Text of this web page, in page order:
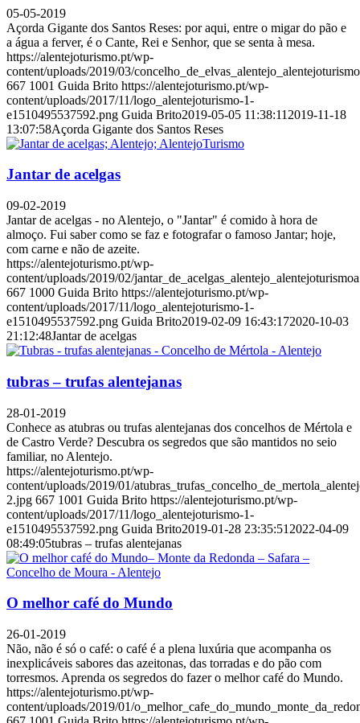
05-05-2019
Açorda Gigante dos Santos Reses: por aqui, entre o migar do pão e
a água a ferver, é o Cante, Rei e Senhor, que se senta à mesa.
https://alentejoturismo.pt/wp-
content/uploads/2019/03/
667 1001 Guida Brito https://alentejoturismo.pt/wp-
content/uploads/2017/11/logo_alentejoturismo-1-
e1510495537592.png Guida Brito2019-05-05 11:38:11 2019-11-18
13:07:58Açorda Gigante dos Santos Reses
Jantar de acelgas
09-02-2019
Jantar de acelgas - no Alentejo, o "Jantar" é comido à hora de
almoço. Fui saber como se faz e fotografar o famoso Jantar; hoje,
com carne e não de azeite.
https://alentejoturismo.pt/wp-
content/uploads/2019/02/
667 1000 Guida Brito https://alentejoturismo.pt/wp-
content/uploads/2017/11/logo_alentejoturismo-1-
e1510495537592.png Guida Brito2019-02-09 16:43:172020-10-03
21:12:48Jantar de acelgas
tubras – trufas alentejanas
28-01-2019
Conhece as atubras ou trufas alentejanas dos concelhos de Mértola e
de Castro Verde? Descubra os segredos que são mantidos no seio
familiar, no Alentejo.
https://alentejoturismo.pt/wp-
content/uploads/2019/01/
2.jpg 667 1001 Guida Brito https://alentejoturismo.pt/wp-
content/uploads/2017/11/logo_alentejoturismo-1-
e1510495537592.png Guida Brito2019-01-28 23:35:51 2022-04-09
08:49:05tubras – trufas alentejanas
O melhor café do Mundo
26-01-2019
Não, não é só o café: o café é a plena luxúria que acompanha os
inexplicáveis sabores das azeitonas, das torradas e do pão com
torresmos. Aprenda os segredos do fazer o melhor café do Mundo.
https://alentejoturismo.pt/wp-
content/uploads/2019/01/